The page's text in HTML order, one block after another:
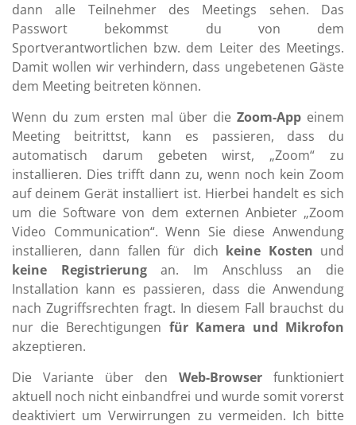
dann alle Teilnehmer des Meetings sehen. Das
Passwort bekommst du von dem
Sportverantwortlichen bzw. dem Leiter des Meetings.
Damit wollen wir verhindern, dass ungebetenen Gäste
dem Meeting beitreten können.
Wenn du zum ersten mal über die Zoom-Appeinem
Meeting beitrittst, kann es passieren, dass du
automatisch darum gebeten wirst, „Zoom“ zu
installieren. Dies trifft dann zu, wenn noch kein Zoom
auf deinem Gerät installiert ist. Hierbei handelt es sich
um die Software von dem externen Anbieter „Zoom
Video Communication“. Wenn Sie diese Anwendung
installieren, dann fallen für dich keine Kosten und
keine Registrierungan. Im Anschluss an die
Installation kann es passieren, dass die Anwendung
nach Zugriffsrechten fragt. In diesem Fall brauchst du
nur die Berechtigungen für Kamera und Mikrofon
akzeptieren.
Die Variante über den Web-Browser funktioniert
aktuell noch nicht einbandfrei und wurde somit vorerst
deaktiviert um Verwirrungen zu vermeiden. Ich bitte